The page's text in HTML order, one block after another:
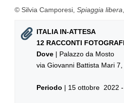
© Silvia Camporesi, Spiaggia libera
ITALIA IN-ATTESA
12 RACCONTI
Dove | Palazzo da Mosto
via Giovanni Battista Mari
Periodo | 15 ottobre 2022